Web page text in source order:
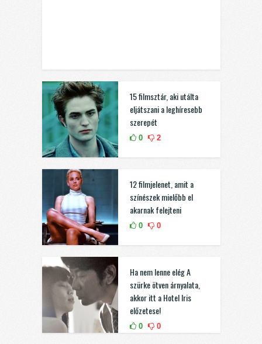
15 filmsztár, aki utálta
eljátszani a leghíresebb
szerepét
0 2
12 filmjelenet, amit a
színészek mielőbb el
akarnak felejteni
0 0
Ha nem lenne elég A
szürke ötven árnyalata,
akkor itt a Hotel Iris
előzetese!
0 0